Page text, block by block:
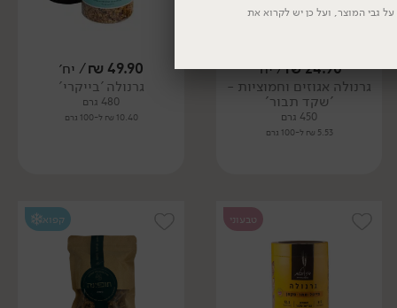
24.90
₪/ יח׳
גרנולה אגוזים וחמוציות -
'שקד תבור'
450 גרם
5.53 ₪ ל-100 גרם
49.90
₪/ יח׳
גרנולה 'בייקרי'
480 גרם
10.40 ₪ ל-100 גרם
טבעוני קפוא
גבי המוצר, ועל כן יש לקרוא את